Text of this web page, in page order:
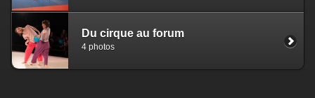
Du cirque au forum
4 photos